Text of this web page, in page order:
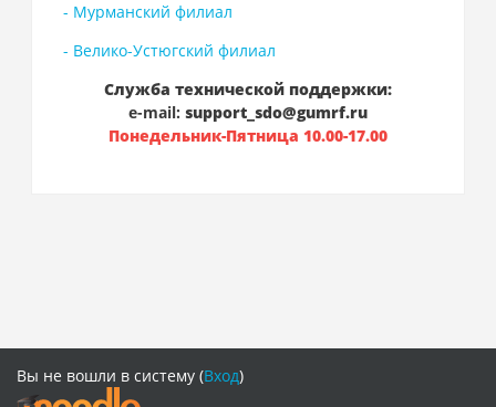
- Мурманский филиал
- Велико-Устюгский филиал
Служба технической поддержки:
e-mail: support_sdo@gumrf.ru
Понедельник-Пятница 10.00-17.00
Вы не вошли в систему (Вход)